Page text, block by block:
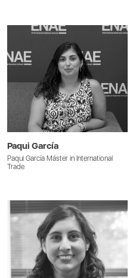
Paqui García
Paqui García Máster in International
Trade